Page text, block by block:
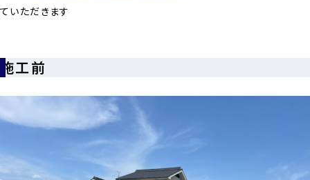
ていただきます
施工前